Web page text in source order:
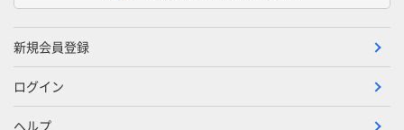
新規会員登録
ログイン
ヘルプ